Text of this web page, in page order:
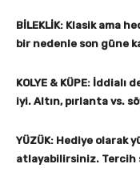
BİLEKLİK: Klasik ama
bir nedenle son güne
KOLYE & KÜPE:
iyi. Altın, pırlanta vs.
YÜZÜK: Hediye olarak
atlayabilirsiniz. Tercih